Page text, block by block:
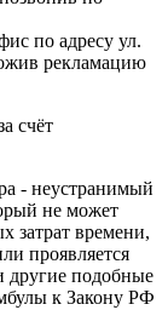
по адресу ул.
рекламацию
счёт
- неустранимый
не может
затрат времени,
проявляется
другие подобные
к Закону РФ